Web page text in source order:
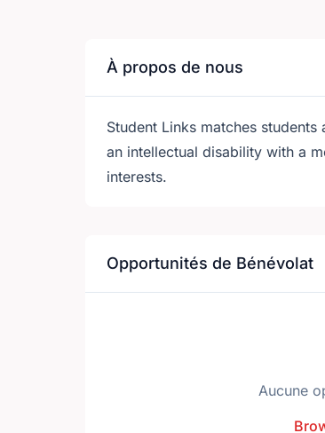
À propos de nous
Student Links matches
an intellectual disability with a
interests.
Opportunités de Bénévolat
Aucune